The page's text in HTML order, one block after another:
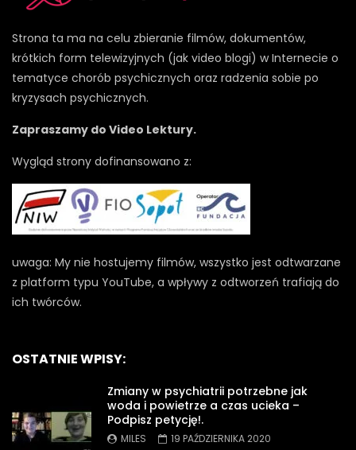
Strona ta ma na celu zbieranie filmów, dokumentów,
krótkich form telewizyjnych (jak video blogi) w Internecie o
tematyce chorób psychicznych oraz radzenia sobie po
kryzysach psychicznych.
Zapraszamy do Video Lektury.
Wygląd strony dofinansowano z:
uwaga: My nie hostujemy filmów, wszystko jest odtwarzane
z platform typu YouTube, a wpływy z odtworzeń trafiają do
ich twórców.
OSTATNIE WPISY:
Zmiany w psychiatrii potrzebne jak
woda i powietrze a czas ucieka –
Podpisz petycję!.
MILES 19 PAŹDZIERNIKA 2020